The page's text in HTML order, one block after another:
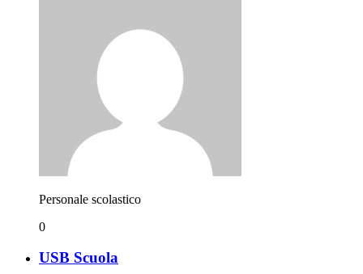
Personale scolastico
0
USB Scuola